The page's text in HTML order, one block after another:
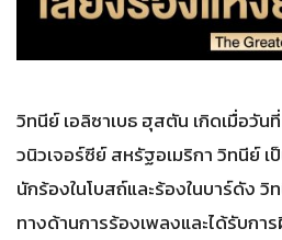
วิทนีย์ เอลิ​ซาเบธ ฮุสตัน เกิดเมื่อวัน
วนิวเจอร์ซีย์ สหรัฐอเมริกา วิทนีย์
นักร้องในโบสถ์และร้องในบาร์ดัง
ทางด้านการร้องเพลงและได้รับกา